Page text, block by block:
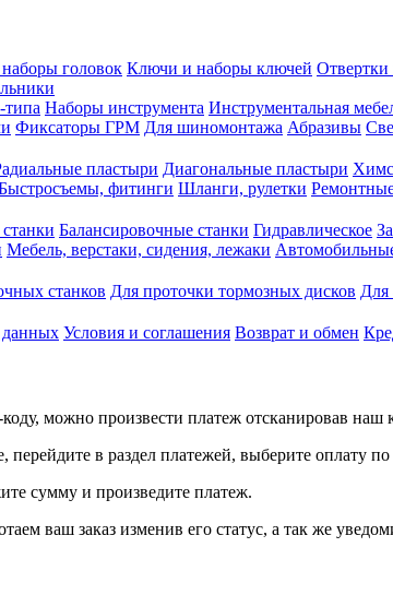
головок Ключи и наборы ключей Отвертки
Наборы инструмента Инструментальная
Фиксаторы ГРМ Для шиномонтажа Абразивы
пластыри Диагональные пластыри
фитинги Шланги, рулетки
Балансировочные станки Гидравлическое
Мебель, верстаки, сидения, лежаки
станков Для проточки тормозных дисков Для
данных Условия и соглашения Возврат и обмен
можно произвести платеж отсканировав наш
перейдите в раздел платежей, выберите оплату
сумму и произведите платеж.
ваш заказ изменив его статус, а так же